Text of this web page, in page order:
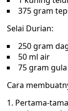
375 gram
Selai Durian:
250 gram
50 ml air
75 gram
Cara
Pertama-